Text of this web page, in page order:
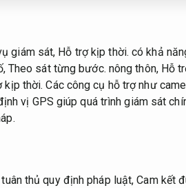
giám sát, Hỗ trợ kịp thời. có khả
Theo sát từng bước. nông thôn, Hỗ
kịp thời. Các công cụ hỗ trợ như
vị GPS giúp quá trình giám sát
thủ quy định pháp luật,Cam kết